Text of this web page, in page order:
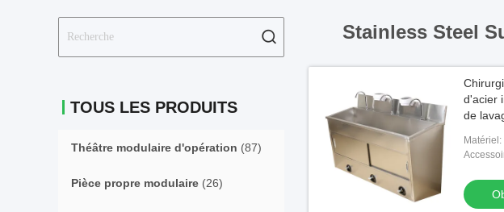
TOUS LES PRODUITS
Théâtre modulaire d'opération (87)
Pièce propre modulaire (26)
Stainless Steel
d'acier
de